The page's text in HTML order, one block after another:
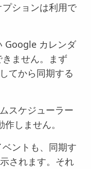
ションは利用で
Google カレンダ
ません。まず
てから同期する
スケジューラー
しません。
ントも、同期す
されます。それ